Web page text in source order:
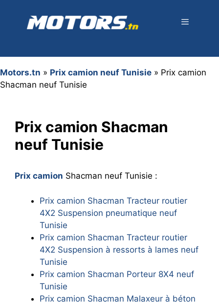
contenu
Motors.tn » Prix camion neuf Tunisie » Prix camion
Shacman neuf Tunisie
Prix camion Shacman
neuf Tunisie
Prix camion Shacman neuf Tunisie :
Prix camion Shacman Tracteur routier
4X2 Suspension pneumatique neuf
Tunisie
Prix camion Shacman Tracteur routier
4X2 Suspension à ressorts à lames neuf
Tunisie
Prix camion Shacman Porteur 8X4 neuf
Tunisie
Prix camion Shacman Malaxeur à béton